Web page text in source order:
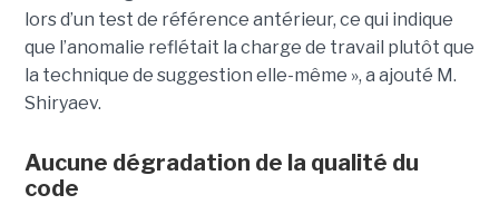
lors d’un test de référence antérieur, ce qui indique
que l’anomalie reflétait la charge de travail plutôt que
la technique de suggestion elle-même », a ajouté M.
Shiryaev.
Aucune dégradation de la qualité du
code